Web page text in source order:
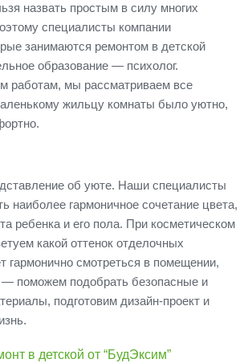
назвать простым в силу многих
специалисты компании
занимаются ремонтом в детской
образование — психолог.
работам, мы рассматриваем все
жильцу комнаты было уютно,
об уюте. Наши специалисты
наиболее гармоничное сочетание цвета,
ребенка и его пола. При косметическом
какой оттенок отделочных
гармонично смотреться в помещении,
— поможем подобрать безопасные и
подготовим дизайн-проект и
в детской от “БудЭксим”